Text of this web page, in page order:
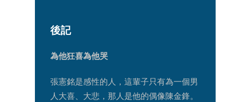
後記
為他狂喜為他哭
張憲銘是感性的人，這輩子只有為一個男
人大喜、大悲，那人是他的偶像陳金鋒。